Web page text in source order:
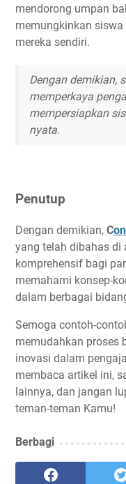
mendorong umpan
memungkinkan
mereka sendiri.
Dengan demikian,
memperkaya
mempersiapkan
nyata.
Penutup
Dengan demikian, C
yang telah dibahas di
komprehensif bagi
memahami konsep-
dalam berbagai
Semoga contoh-
memudahkan proses
inovasi dalam
membaca artikel ini,
lainnya, dan jangan
teman-teman Kamu!
Berbagi